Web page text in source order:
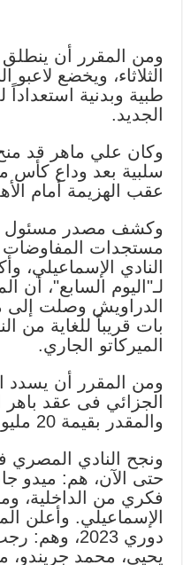
ومن المقرر أن
الثلاثاء، ويخضع
طبية وبدنية
الجديد.
وكان علي ماهر قد
سلبية بعد وداع كأس
عقب الهزيمة أمام
وكشف مصدر مسئول
مستجدات المفاوضات
النادي
لـ"اليوم السابع"، أن
الدراويش وصلت إلى
بات قريباً للغاية من
الميركاتو الجاري.
ومن المقرر أن
الجزائي فى عقد
والمقدر بقيمة 20 مليون جنيه.
حتى الآن، هم: ميدو
فكري من الداخلية،
دوري 2023،
يحيى، محمد جريندو،